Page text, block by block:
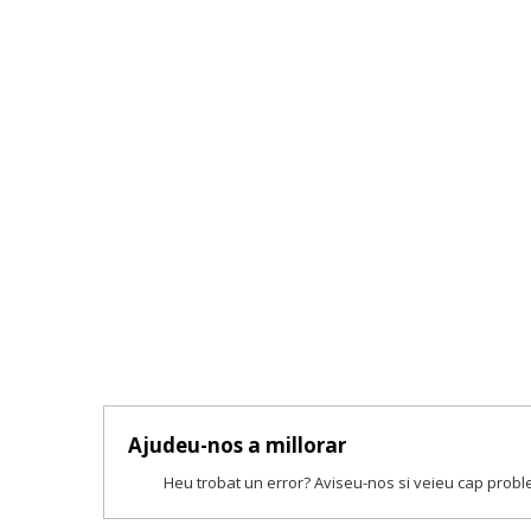
Ajudeu-nos a millorar
Heu trobat un error? Aviseu-nos si veieu cap